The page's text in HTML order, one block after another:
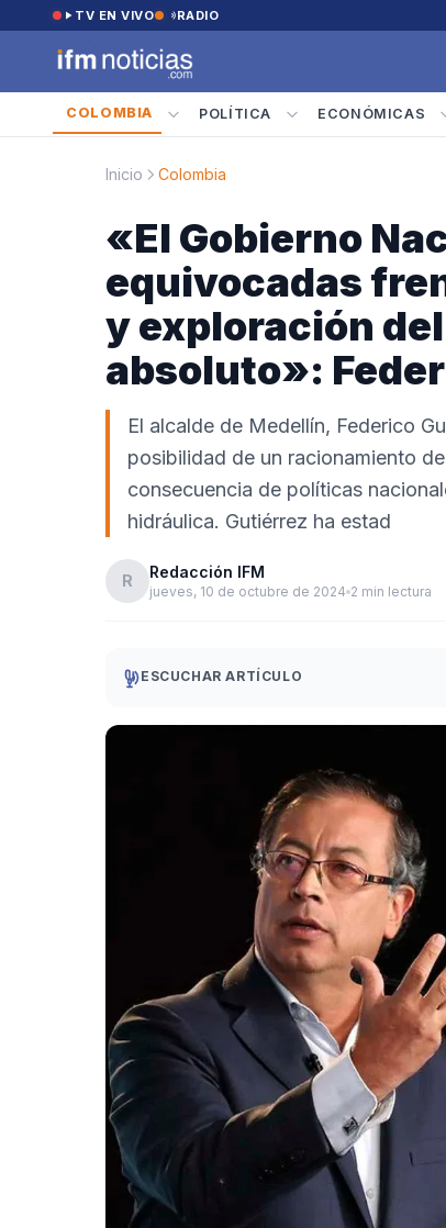
Saltar al contenido
TV EN VIVO RADIO
COLOMBIA POLÍTICA ECONÓMICAS
Inicio Colombia
«El Gobierno
equivocadas
y exploración
absoluto»:
El alcalde de Medellín, Federico
posibilidad de un racionamiento
consecuencia de políticas
hidráulica. Gutiérrez ha estad
R Redacción IFM
jueves, 10 de octubre de 2024 2 min lectura
ESCUCHAR ARTÍCULO